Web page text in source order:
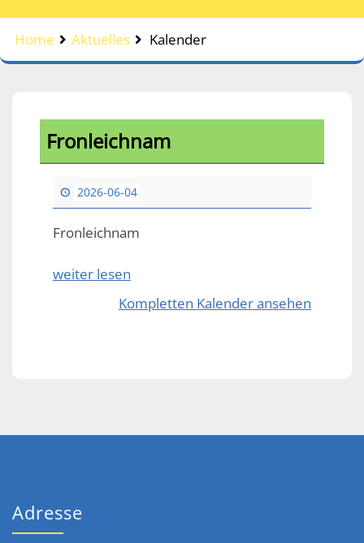
Home Aktuelles Kalender
Fronleichnam
2026-06-04
Fronleichnam
weiter lesen
Kompletten Kalender ansehen
Adresse